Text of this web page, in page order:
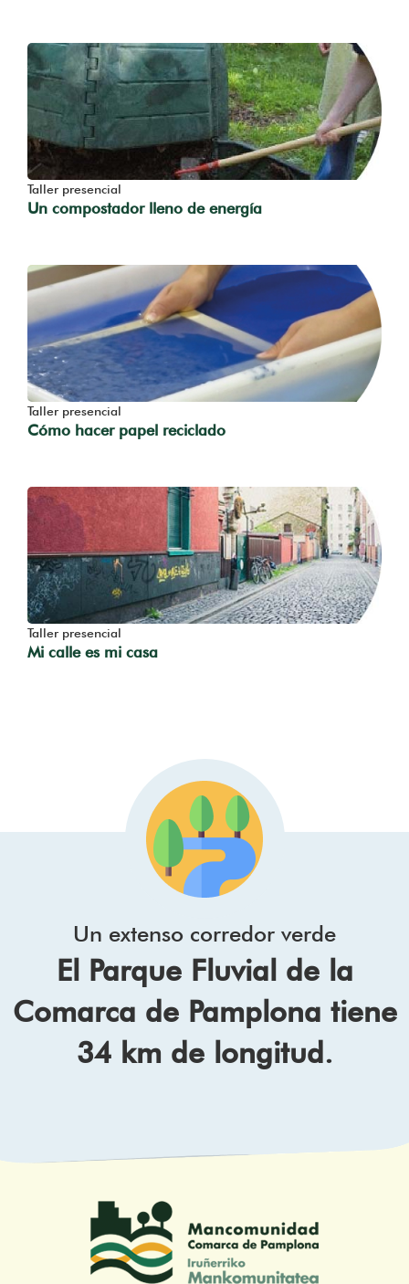
Taller presencial
Un compostador lleno de energía
Taller presencial
Cómo hacer papel reciclado
Taller presencial
Mi calle es mi casa
Un extenso corredor verde
El Parque Fluvial de la
Comarca de Pamplona tiene
34 km de longitud.